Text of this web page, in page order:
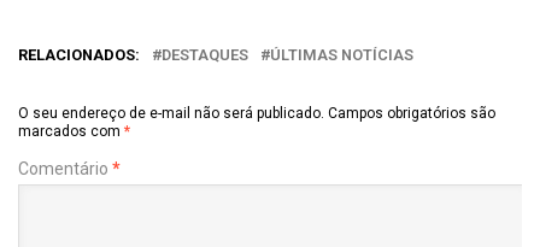
RELACIONADOS: DESTAQUES ÚLTIMAS NOTÍCIAS
O seu endereço de e-mail não será publicado. Campos obrigatórios são
marcados com *
Comentário *